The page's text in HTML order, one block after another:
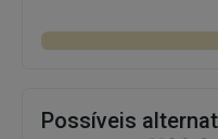
Possíveis